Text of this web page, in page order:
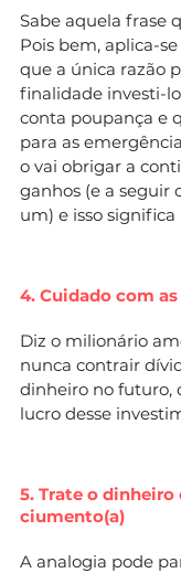
Sabe aquela frase
Pois bem, aplica-
que a única razão
finalidade investi-
conta poupança e
para as
o vai obrigar a
ganhos (e a seguir
um) e isso
4. Cuidado com
Diz o milionário
nunca contrair
dinheiro no futuro,
lucro desse
5. Trate o
ciumento(a)
A analogia pode